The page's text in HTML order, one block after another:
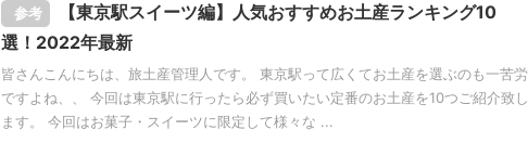
参考
【東京駅スイーツ編】人気おすすめお土産ランキング10
選！2022年最新
皆さんこんにちは、旅土産管理人です。 東京駅って広くてお土産を選ぶのも一苦労
ですよね、、 今回は東京駅に行ったら必ず買いたい定番のお土産を10つご紹介致し
ます。 今回はお菓子・スイーツに限定して様々な ...